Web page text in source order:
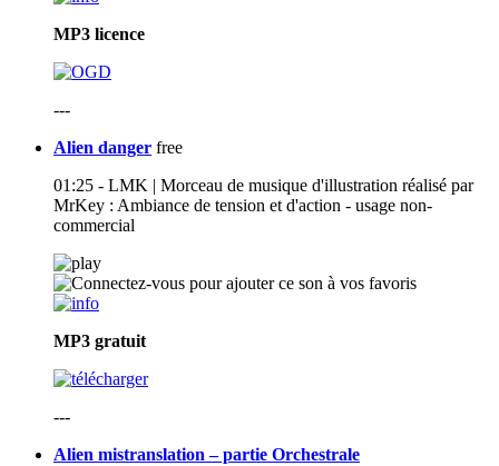
MP3 licence
---
Alien danger free
01:25 - LMK | Morceau de musique d'illustration réalisé par
MrKey : Ambiance de tension et d'action - usage non-
commercial
MP3 gratuit
---
Alien mistranslation – partie Orchestrale